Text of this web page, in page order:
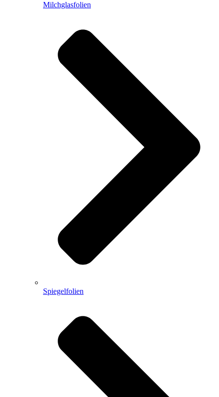
Milchglasfolien
Spiegelfolien